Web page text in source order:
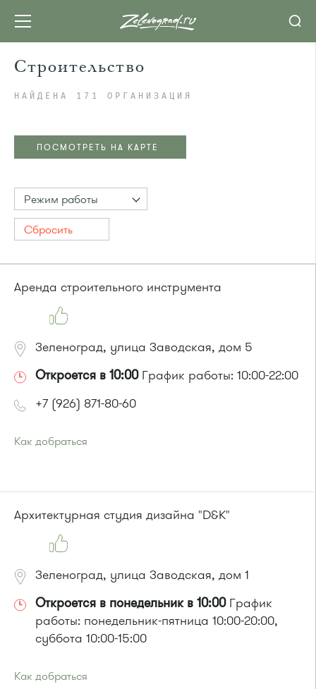
Строительство
НАЙДЕНА 171 ОРГАНИЗАЦИЯ
ПОСМОТРЕТЬ НА КАРТЕ
Режим работы
Сбросить
Аренда строительного инструмента
Зеленоград, улица Заводская, дом 5
Откроется в 10:00График работы: 10:00-22:00
+7 (926) 871-80-60
Как добраться
или до остановки"Корпус 814":
Автобус № 21
Архитектурная студия дизайна "D&K"
Зеленоград, улица Заводская, дом 1
Откроется в понедельник в 10:00График
работы: понедельник-пятница 10:00-20:00,
суббота 10:00-15:00
Как добраться